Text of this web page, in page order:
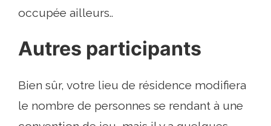
occupée ailleurs..
Autres participants
Bien sûr, votre lieu de résidence modifiera
le nombre de personnes se rendant à une